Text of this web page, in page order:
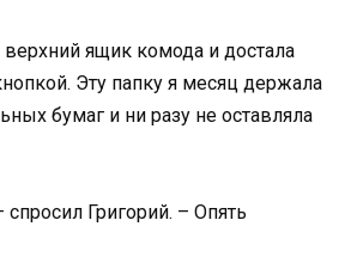
верхний ящик комода и достала
Эту папку я месяц держала
бумаг и ни разу не оставляла
спросил Григорий. – Опять